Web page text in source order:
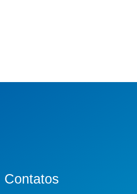
Contatos